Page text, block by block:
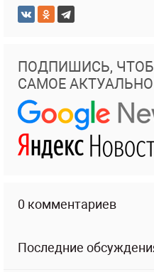
ПОДПИШИСЬ,
САМОЕ
0 комментариев
Последние